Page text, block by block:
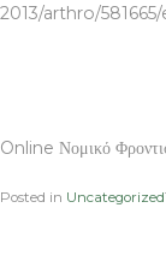
2013/arthro/
Online Νομικό
Posted in Uncategorized